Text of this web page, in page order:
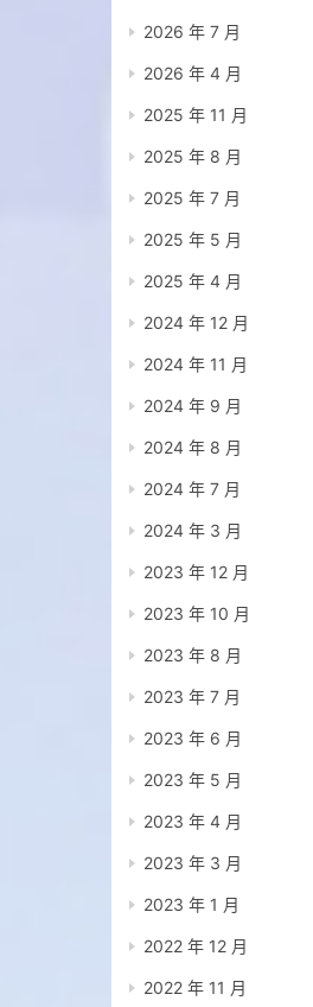
2026 年 7 月
2026 年 4 月
2025 年 11 月
2025 年 8 月
2025 年 7 月
2025 年 5 月
2025 年 4 月
2024 年 12 月
2024 年 11 月
2024 年 9 月
2024 年 8 月
2024 年 7 月
2024 年 3 月
2023 年 12 月
2023 年 10 月
2023 年 8 月
2023 年 7 月
2023 年 6 月
2023 年 5 月
2023 年 4 月
2023 年 3 月
2023 年 1 月
2022 年 12 月
2022 年 11 月